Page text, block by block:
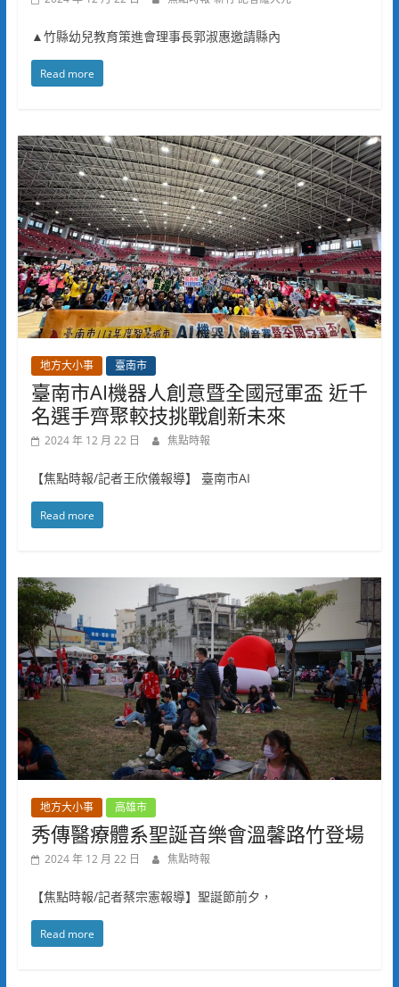
▲竹縣幼兒教育策進會理事長郭淑惠邀請縣內
Read more
地方大小事 臺南市
臺南市AI機器人創意暨全國冠軍盃 近千
名選手齊聚較技挑戰創新未來
2024 年 12 月 22 日 焦點時報
【焦點時報/記者王欣儀報導】 臺南市AI
Read more
地方大小事 高雄市
秀傳醫療體系聖誕音樂會溫馨路竹登場
2024 年 12 月 22 日 焦點時報
【焦點時報/記者蔡宗憲報導】聖誕節前夕，
Read more